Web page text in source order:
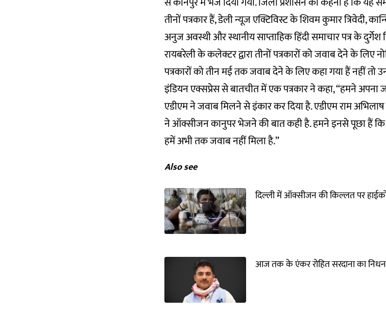
तीनों पत्रकार हैं, डेली न्यूज एक्टिविस्ट के शिवम कुमार त्रिवेदी,
अनुज अवस्थी और स्थानीय साप्ताहिक हिंदी समाचार पत्र के दुर्गेश
रायबरेली के कलेक्टर द्वारा तीनों पत्रकारों को जवाब देने के लिए
पत्रकारों को तीन मई तक जवाब देने के लिए कहा गया हैं नहीं तो
इंडियन एक्सप्रेस से बातचीत में एक पत्रकार ने कहा, “हमने अपना
एडीएम ने जवाब मिलने से इंकार कर दिया है. एडीएम राम अभिलाष
ने ऑक्सीजन कानुपर भेजने की बात कही है. हमने इनसे पूछा हैं
हमें अभी तक जवाब नहीं मिला है.”
Also see
दिल्ली में ऑक्सीजन की किल्लत पर
आज तक के एंकर रोहित सरदाना का निधन,